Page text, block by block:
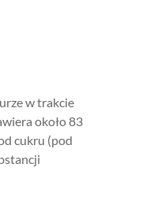
w trakcie
około 83
cukru (pod